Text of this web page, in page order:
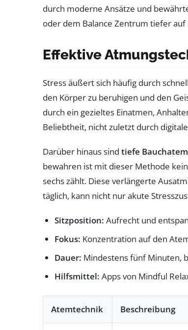
durch moderne Ansätze und
oder dem Balance Zentrum tiefer
Effektive
Stress äußert sich häufig durch
den Körper zu beruhigen und den
durch ein gezieltes Einatmen,
Beliebtheit, nicht zuletzt durch
Darüber hinaus sind tiefe
bewahren ist mit dieser Methode
sechs zählt. Diese verlängerte
täglich, kann nicht nur akute
Sitzposition: Aufrecht und
Fokus: Konzentration auf den
Dauer: Mindestens fünf Minuten,
Hilfsmittel: Apps von Mindful
Atemtechnik Beschreibung